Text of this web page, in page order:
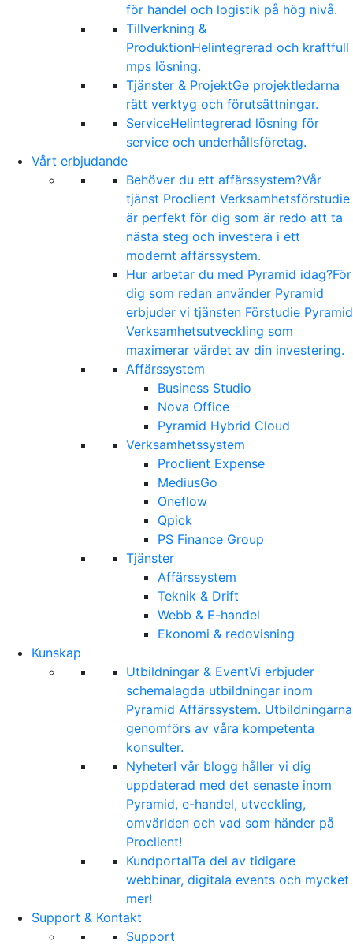
för handel och logistik på hög nivå.
Tillverkning &
ProduktionHelintegrerad och kraftfull
mps lösning.
Tjänster & ProjektGe projektledarna
rätt verktyg och förutsättningar.
ServiceHelintegrerad lösning för
service och underhållsföretag.
Vårt erbjudande
Behöver du ett affärssystem?Vår
tjänst Proclient Verksamhetsförstudie
är perfekt för dig som är redo att ta
nästa steg och investera i ett
modernt affärssystem.
Hur arbetar du med Pyramid idag?För
dig som redan använder Pyramid
erbjuder vi tjänsten Förstudie Pyramid
Verksamhetsutveckling som
maximerar värdet av din investering.
Affärssystem
Business Studio
Nova Office
Pyramid Hybrid Cloud
Verksamhetssystem
Proclient Expense
MediusGo
Oneflow
Qpick
PS Finance Group
Tjänster
Affärssystem
Teknik & Drift
Webb & E-handel
Ekonomi & redovisning
Kunskap
Utbildningar & EventVi erbjuder
schemalagda utbildningar inom
Pyramid Affärssystem. Utbildningarna
genomförs av våra kompetenta
konsulter.
NyheterI vår blogg håller vi dig
uppdaterad med det senaste inom
Pyramid, e-handel, utveckling,
omvärlden och vad som händer på
Proclient!
KundportalTa del av tidigare
webbinar, digitala events och mycket
mer!
Support & Kontakt
Support